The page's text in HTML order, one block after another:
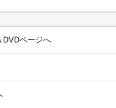
DVDページへ